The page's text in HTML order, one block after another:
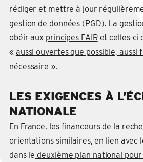
rédiger et mettre à jour
gestion de données (PGD). La
obéir aux principes FAIRet celles-ci
« aussi ouvertes que possible, aussi
nécessaire ».
LES EXIGENCES À
NATIONALE
En France, les financeurs de la
orientations similaires, en lien avec
dans le deuxième plan national